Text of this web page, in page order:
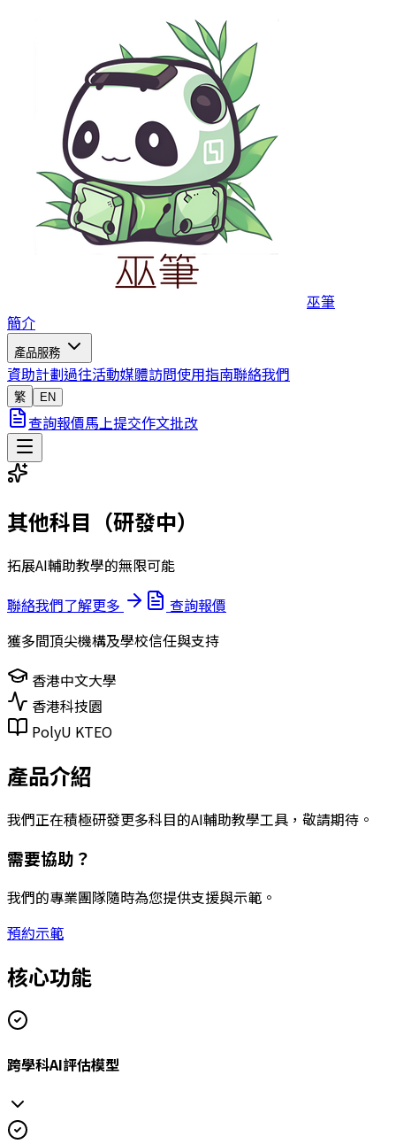
巫筆
簡介
產品服務
資助計劃過往活動媒體訪問使用指南聯絡我們
繁 EN
查詢報價馬上提交作文批改
其他科目（研發中）
拓展AI輔助教學的無限可能
聯絡我們了解更多
查詢報價
獲多間頂尖機構及學校信任與支持
香港中文大學
香港科技園
PolyU KTEO
產品介紹
我們正在積極研發更多科目的AI輔助教學工具，敬請期待。
需要協助？
我們的專業團隊隨時為您提供支援與示範。
預約示範
核心功能
跨學科AI評估模型